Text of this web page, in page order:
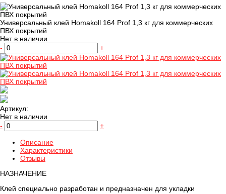
Универсальный клей Homakoll 164 Prof 1,3 кг для коммерческих
ПВХ покрытий
Нет в наличии
-
+
Артикул:
Нет в наличии
-
+
Описание
Характеристики
Отзывы
НАЗНАЧЕНИЕ
Клей специально разработан и предназначен для укладки